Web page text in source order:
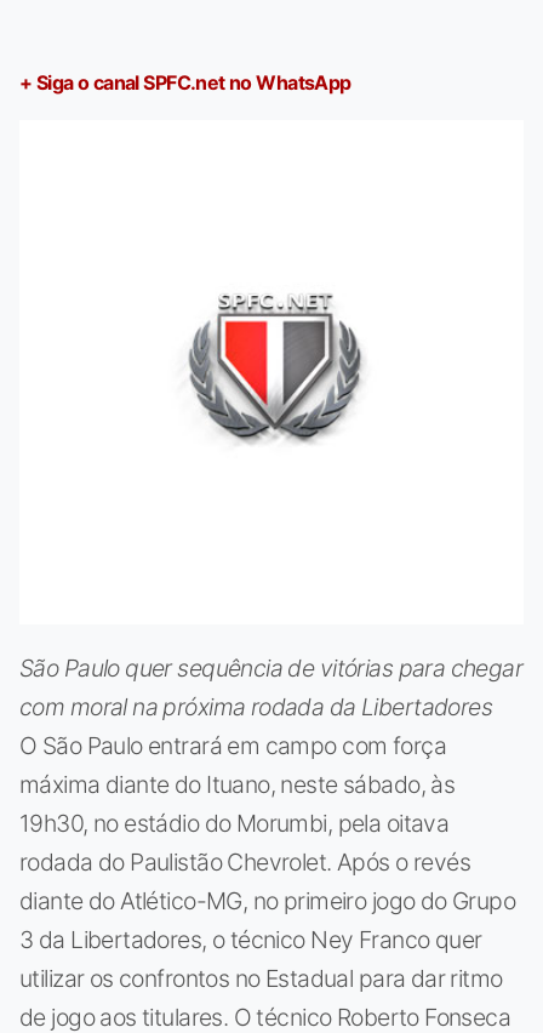
+ Siga o canal SPFC.net no WhatsApp
São Paulo quer sequência de vitórias para chegar
com moral na próxima rodada da Libertadores
O São Paulo entrará em campo com força
máxima diante do Ituano, neste sábado, às
19h30, no estádio do Morumbi, pela oitava
rodada do Paulistão Chevrolet. Após o revés
diante do Atlético-MG, no primeiro jogo do Grupo
3 da Libertadores, o técnico Ney Franco quer
utilizar os confrontos no Estadual para dar ritmo
de jogo aos titulares. O técnico Roberto Fonseca